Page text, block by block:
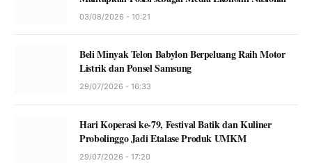
03/08/2026 - 10:21
Beli Minyak Telon Babylon Berpeluang Raih Motor
Listrik dan Ponsel Samsung
29/07/2026 - 16:33
Hari Koperasi ke-79, Festival Batik dan Kuliner
Probolinggo Jadi Etalase Produk UMKM
29/07/2026 - 17:20